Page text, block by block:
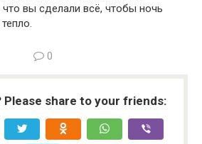
вы сделали всё, чтобы ночь
0
Please share to your friends: